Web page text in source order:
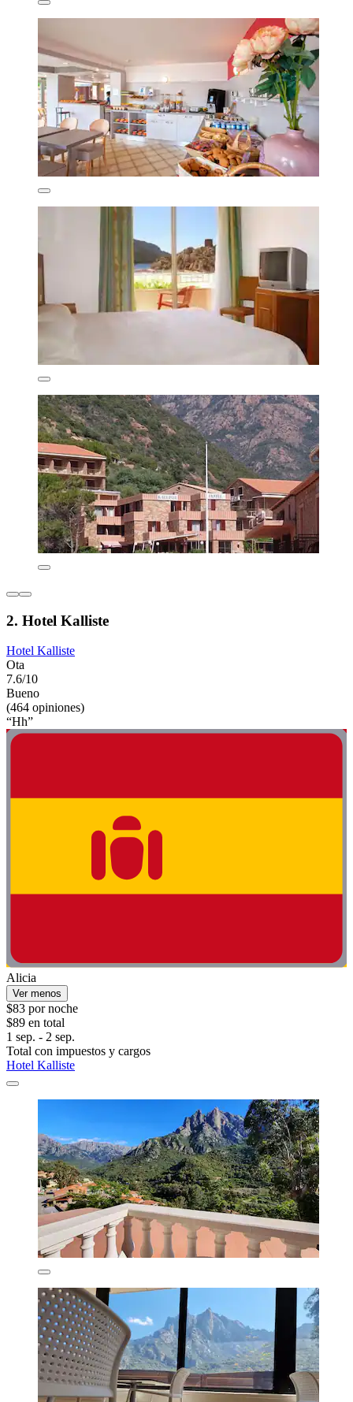
2. Hotel Kalliste
Hotel Kalliste
Ota
7.6/10
Bueno
(464 opiniones)
“Hh”
Alicia
Ver menos
$83 por noche
$89 en total
1 sep. - 2 sep.
Total con impuestos y cargos
Hotel Kalliste